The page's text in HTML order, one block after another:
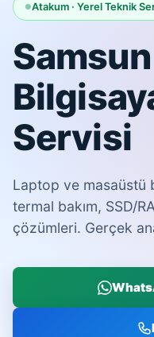
Atakum · Yerel Teknik
Servisi
Laptop ve masaüstü
termal bakım, SSD/
çözümleri. Gerçek